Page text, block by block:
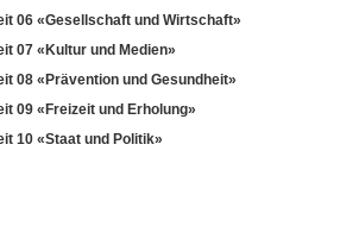
06 «Gesellschaft und Wirtschaft»
07 «Kultur und Medien»
08 «Prävention und Gesundheit»
09 «Freizeit und Erholung»
10 «Staat und Politik»